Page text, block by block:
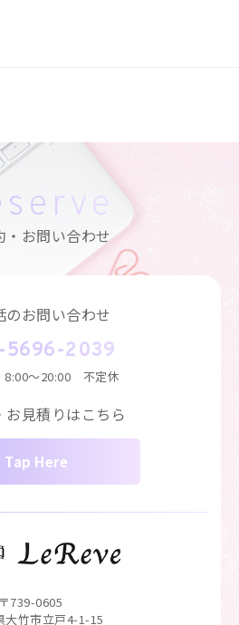
・お問い合わせ
のお問い合わせ
2039
8:00～20:00 不定休
お見積りはこちら
Tap Here
〒739-0605
大竹市立戸4-1-15